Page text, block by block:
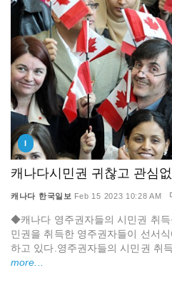
캐나다시민권 귀찮고 관심
캐나다 한국일보 Feb 15 2023 10:28 AM
◆캐나다 영주권자들의 시민권 취
민권을 취득한 영주권자들이 선서
하고 있다.영주권자들의 시민권 취
more...